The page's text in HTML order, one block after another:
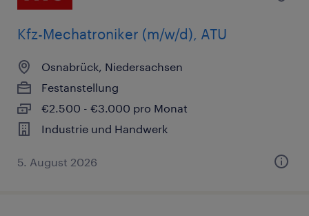
Kfz-Mechatroniker (m/w/d), ATU
Osnabrück, Niedersachsen
Festanstellung
€2.500 - €3.000 pro Monat
Industrie und Handwerk
5. August 2026